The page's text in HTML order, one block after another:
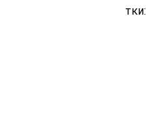
термообработки: